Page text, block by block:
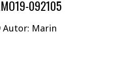
092105
Autor: Marin